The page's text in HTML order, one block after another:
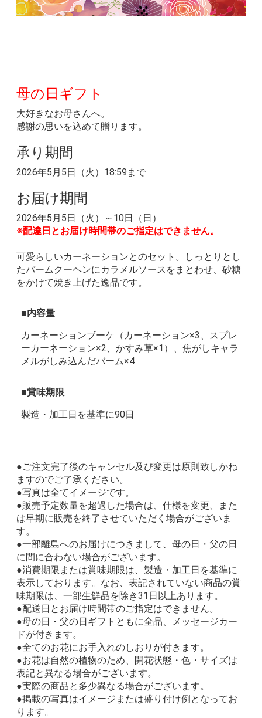
母の日ギフト
大好きなお母さんへ。
感謝の思いを込めて贈ります。
承り期間
2026年5月5日（火）18:59まで
お届け期間
2026年5月5日（火）～10日（日）
※配達日とお届け時間帯のご指定はできません。
可愛らしいカーネーションとのセット。しっとりとし
たバームクーヘンにカラメルソースをまとわせ、砂糖
をかけて焼き上げた逸品です。
内容量
カーネーションブーケ（カーネーション×3、スプレ
ーカーネーション×2、かすみ草×1）、焦がしキャラ
メルがしみ込んだバーム×4
賞味期限
製造・加工日を基準に90日
●ご注文完了後のキャンセル及び変更は原則致しかね
ますのでご了承ください。
●写真は全てイメージです。
●販売予定数量を超過した場合は、仕様を変更、また
は早期に販売を終了させていただく場合がございま
す。
●一部離島へのお届けにつきまして、母の日・父の日
に間に合わない場合がございます。
●消費期限または賞味期限は、製造・加工日を基準に
表示しております。なお、表記されていない商品の賞
味期限は、一部生鮮品を除き31日以上あります。
●配送日とお届け時間帯のご指定はできません。
●母の日・父の日ギフトともに全品、メッセージカー
ドが付きます。
●全てのお花にお手入れのしおりが付きます。
●お花は自然の植物のため、開花状態・色・サイズは
表記と異なる場合がございます。
●実際の商品と多少異なる場合がございます。
●掲載の写真はイメージまたは盛り付け例となってお
ります。